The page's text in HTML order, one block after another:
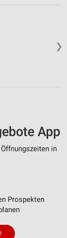
❯
App
in
Prospekten